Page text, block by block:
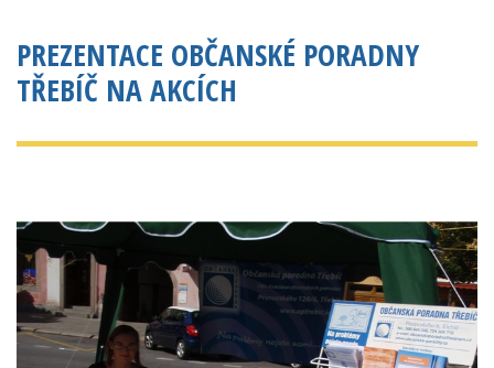
PREZENTACE OBČANSKÉ PORADNY
TŘEBÍČ NA AKCÍCH